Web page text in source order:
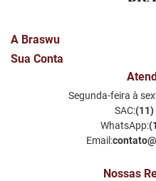
A Braswu
Quem Somos
Perguntas Frequentes
Política de Privacidade LGPD
Sua Conta
Meus Favoritos
Notificações por email
Segunda-feira à
SAC:(11)
WhatsApp:
Email:
Nossas